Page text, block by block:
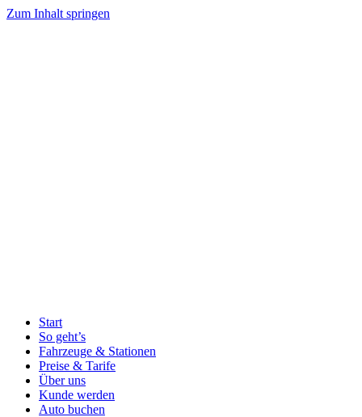
Zum Inhalt springen
Start
So geht’s
Fahrzeuge & Stationen
Preise & Tarife
Über uns
Kunde werden
Auto buchen